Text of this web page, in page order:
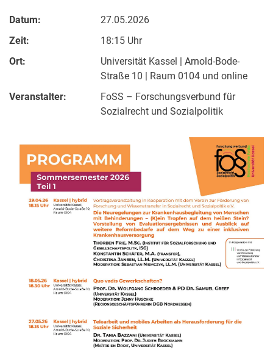
Datum:
27.05.2026
Zeit:
18:15 Uhr
Ort:
Universität Kassel | Arnold-Bode-
Straße 10 | Raum 0104 und online
Veranstalter:
FoSS – Forschungsverbund für
Sozialrecht und Sozialpolitik